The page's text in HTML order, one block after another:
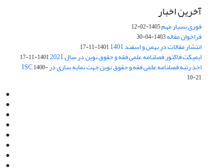
آخرین اخبار
فوری بسیار مهم1405-02-12
فراخوان مقاله1403-04-30
انتشار مقالات در بهمن و اسفند 1401 1401-11-17
ایمپکت فاکتور فصلنامه علمی فقه و حقوق نوین در سال 2021 1401-11-17
اخذ رتبه فصلنامه علمی فقه و حقوق نوین جهت نمایه سازی در ISC1400-
10-21